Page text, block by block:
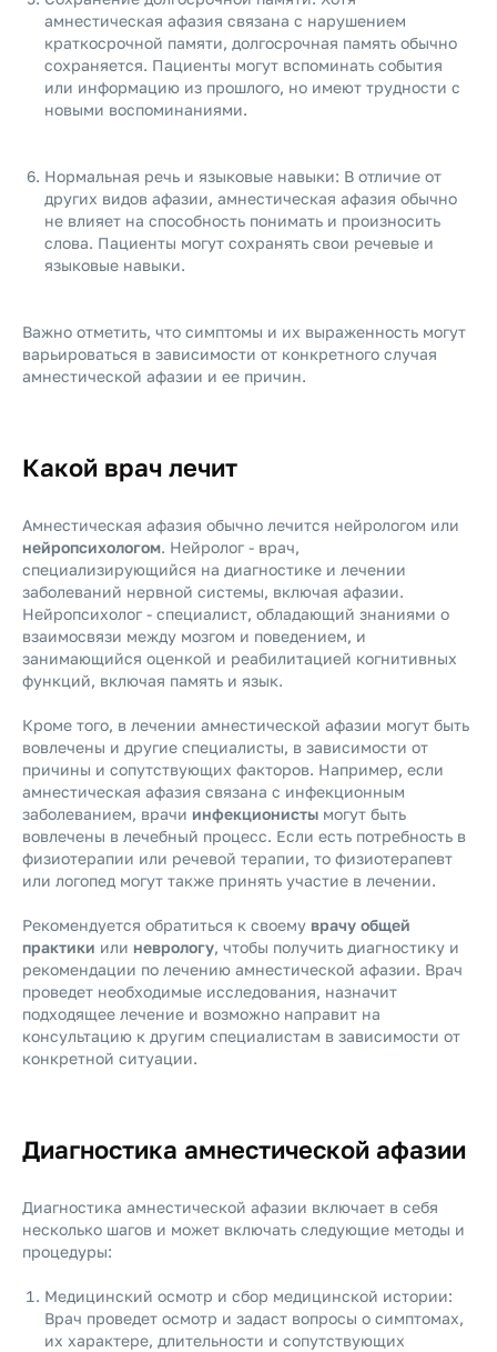
амнестическая афазия связана с нарушением
краткосрочной памяти, долгосрочная память обычно
сохраняется. Пациенты могут вспоминать события
или информацию из прошлого, но имеют трудности с
новыми воспоминаниями.
Нормальная речь и языковые навыки: В отличие от
других видов афазии, амнестическая афазия обычно
не влияет на способность понимать и произносить
слова. Пациенты могут сохранять свои речевые и
языковые навыки.
Важно отметить, что симптомы и их выраженность могут
варьироваться в зависимости от конкретного случая
амнестической афазии и ее причин.
Какой врач лечит
Амнестическая афазия обычно лечится нейрологом или
нейропсихологом. Нейролог - врач,
специализирующийся на диагностике и лечении
заболеваний нервной системы, включая афазии.
Нейропсихолог - специалист, обладающий знаниями о
взаимосвязи между мозгом и поведением, и
занимающийся оценкой и реабилитацией когнитивных
функций, включая память и язык.
Кроме того, в лечении амнестической афазии могут быть
вовлечены и другие специалисты, в зависимости от
причины и сопутствующих факторов. Например, если
амнестическая афазия связана с инфекционным
заболеванием, врачи инфекционисты могут быть
вовлечены в лечебный процесс. Если есть потребность в
физиотерапии или речевой терапии, то физиотерапевт
или логопед могут также принять участие в лечении.
Рекомендуется обратиться к своему врачу общей
практики или неврологу, чтобы получить диагностику и
рекомендации по лечению амнестической афазии. Врач
проведет необходимые исследования, назначит
подходящее лечение и возможно направит на
консультацию к другим специалистам в зависимости от
конкретной ситуации.
Диагностика амнестической афазии
Диагностика амнестической афазии включает в себя
несколько шагов и может включать следующие методы и
процедуры:
Медицинский осмотр и сбор медицинской истории:
Врач проведет осмотр и задаст вопросы о симптомах,
их характере, длительности и сопутствующих